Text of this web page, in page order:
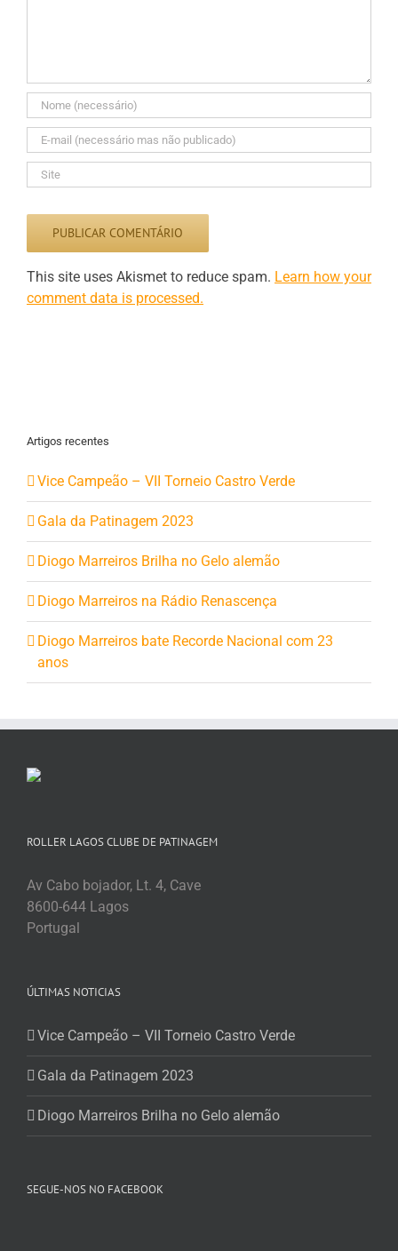
This site uses Akismet to reduce spam. Learn how your
comment data is processed.
Artigos recentes
Vice Campeão – VII Torneio Castro Verde
Gala da Patinagem 2023
Diogo Marreiros Brilha no Gelo alemão
Diogo Marreiros na Rádio Renascença
Diogo Marreiros bate Recorde Nacional com 23
anos
ROLLER LAGOS CLUBE DE PATINAGEM
Av Cabo bojador, Lt. 4, Cave
8600-644 Lagos
Portugal
ÚLTIMAS NOTICIAS
Vice Campeão – VII Torneio Castro Verde
Gala da Patinagem 2023
Diogo Marreiros Brilha no Gelo alemão
SEGUE-NOS NO FACEBOOK